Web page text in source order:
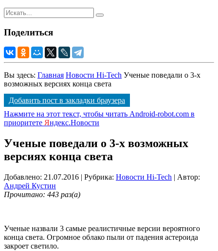
Поделиться
Вы здесь: Главная Новости Hi-Tech Ученые поведали о 3-х
возможных версиях конца света
Добавить пост в закладки браузера
Нажмите на этот текст, чтобы читать Android-robot.com в
приоритете Яндекс.Новости
Ученые поведали о 3-х возможных
версиях конца света
Добавлено: 21.07.2016 | Рубрика: Новости Hi-Tech | Автор:
Андрей Кустин
Прочитано: 443 раз(а)
Ученые назвали 3 самые реалистичные версии вероятного
конца света. Огромное облако пыли от падения астероида
закроет светило.